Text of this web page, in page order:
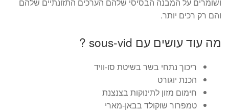
והם רק רכים יותר.
מה עוד עושים עם sous-vid ?
ריכוך נתחי בשר בשיטת סו-וויד
הכנת יוגורט
חימום מזון לתינוקות בצנצנת
טמפרור שוקולד בבאן-מארי